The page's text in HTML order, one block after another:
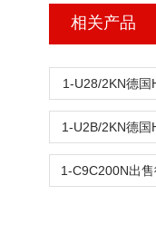
相关产品
1-U28/2KN德国
1-U2B/2KN德国